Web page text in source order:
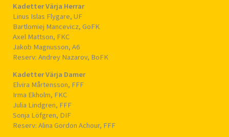
Kadetter Värja Herrar
Linus Islas Flygare, UF
Bartlomiej Mancevicz, GoFK
Axel Mattson, FKC
Jakob Magnusson, A6
Reserv: Andrey Nazarov, BoFK
Kadetter Värja Damer
Elvira Mårtensson, FFF
Irma Ekholm, FKC
Julia Lindgren, FFF
Sonja Löfgren, DIF
Reserv: Alina Gordon Achour, FFF